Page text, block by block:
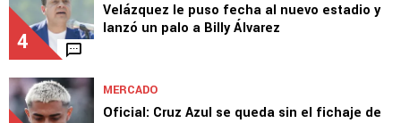
4
Velázquez le puso fecha al nuevo estadio y
lanzó un palo a Billy Álvarez
MERCADO
Oficial: Cruz Azul se queda sin el fichaje de